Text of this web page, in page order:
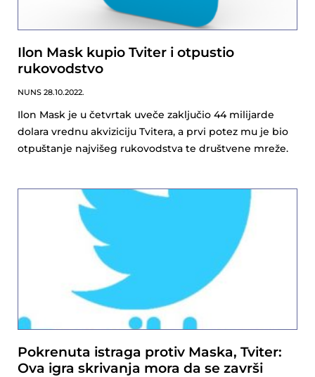
Ilon Mask kupio Tviter i otpustio
rukovodstvo
NUNS 28.10.2022.
Ilon Mask je u četvrtak uveče zaključio 44 milijarde
dolara vrednu akviziciju Tvitera, a prvi potez mu je bio
otpuštanje najvišeg rukovodstva te društvene mreže.
Pokrenuta istraga protiv Maska, Tviter:
Ova igra skrivanja mora da se završi